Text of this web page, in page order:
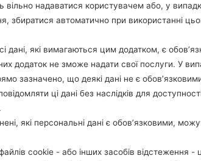
вільно надаватися користувачем або, у
збиратися автоматично при використанні
дані, які вимагаються цим додатком, є
додаток не зможе надати свої послуги. У
зазначено, що деякі дані не є
ці дані без наслідків для
які персональні дані є обов’язковими,
cookie - або інших засобів відстеження -